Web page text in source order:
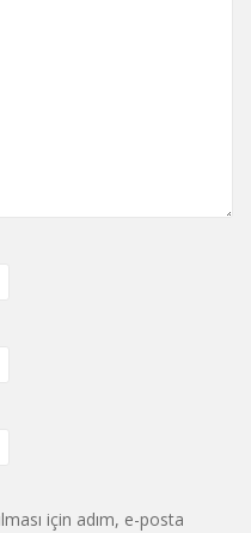
için adım, e-posta